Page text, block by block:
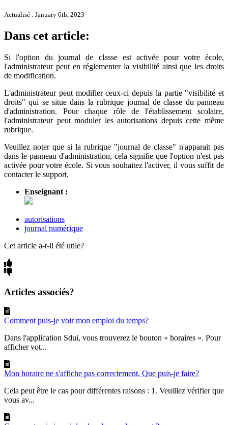
Actualisé : January 6th, 2023
Dans cet article:
Si l'option du journal de classe est activée pour votre école,
l'administrateur peut en réglementer la visibilité ainsi que les droits
de modification.
L'administrateur peut modifier ceux-ci depuis la partie "visibilité et
droits" qui se situe dans la rubrique journal de classe du panneau
d'administration. Pour chaque rôle de l'établissement scolaire,
l'administrateur peut moduler les autorisations depuis cette même
rubrique.
Veuillez noter que si la rubrique "journal de classe" n'apparait pas
dans le panneau d'administration, cela signifie que l'option n'est pas
activée pour votre école. Si vous souhaitez l'activer, il vous suffit de
contacter le support.
Enseignant :
autorisations
journal numérique
Cet article a-t-il été utile?
Articles associés?
Comment puis-je voir mon emploi du temps?
Dans l'application Sdui, vous trouverez le bouton « horaires ». Pour
afficher vot...
Mon horaire ne s'affiche pas correctement. Que puis-je faire?
Cela peut être le cas pour différentes raisons : 1. Veuillez vérifier que
vous av...